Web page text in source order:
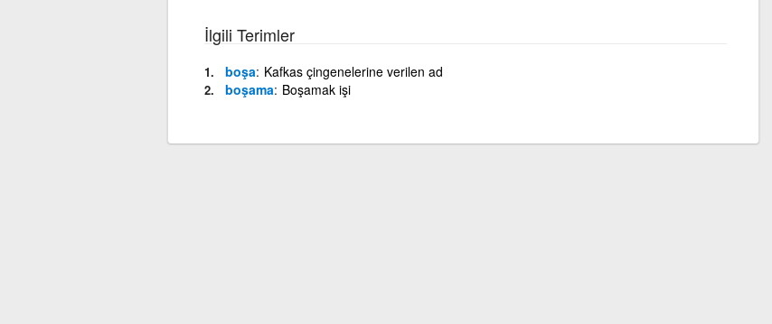
İlgili Terimler
boşa Kafkas çingenelerine verilen ad
boşama Boşamak işi